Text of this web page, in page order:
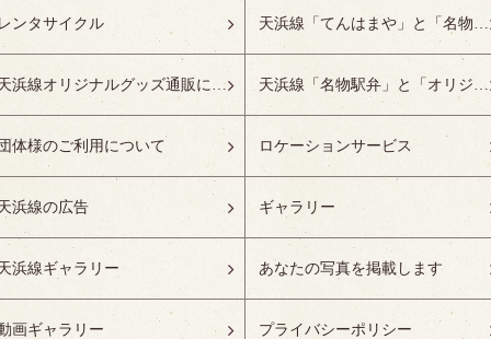
ンタサイクル 天浜線「てんはまや」と「名物駅弁」について
天浜線オリジナルグッズ通販について 天浜線「名物駅弁」と「オリジナルグッズ」
体様のご利用について ロケーションサービス
浜線の広告 ギャラリー
浜線ギャラリー あなたの写真を掲載します
画ギャラリー プライバシーポリシー